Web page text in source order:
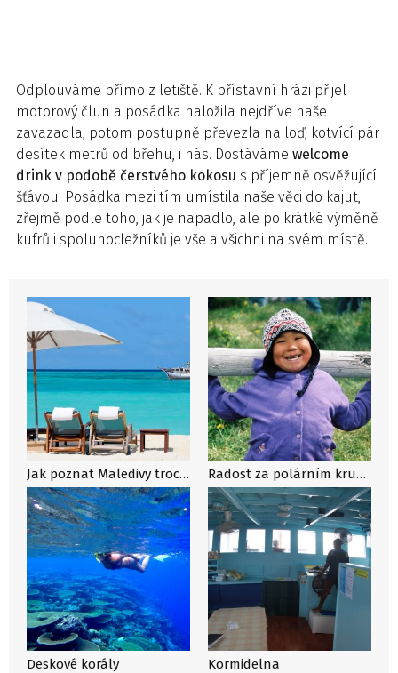
Odplouváme přímo z letiště. K přístavní hrázi přijel
motorový člun a posádka naložila nejdříve naše
zavazadla, potom postupně převezla na loď, kotvící pár
desítek metrů od břehu, i nás. Dostáváme welcome
drink v podobě čerstvého kokosu s příjemně osvěžující
šťávou. Posádka mezi tím umístila naše věci do kajut,
zřejmě podle toho, jak je napadlo, ale po krátké výměně
kufrů i spolunocležníků je vše a všichni na svém místě.
Jak poznat Maledivy trochu jinak? Obeplujte je na lodi! Radost za polárním kruhem
Deskové korály Kormidelna